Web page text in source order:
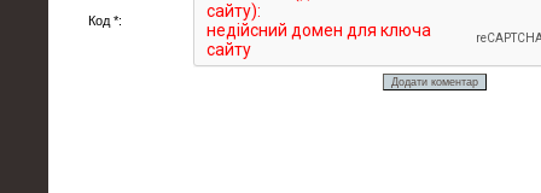
Код *: